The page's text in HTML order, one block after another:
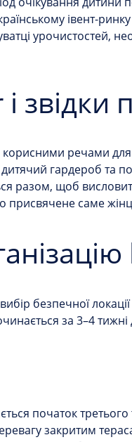
івент-
урочистостей,
звідки
речами
гардероб та
разом, щоб
саме
безпечної
за 3–4
початок
закритим